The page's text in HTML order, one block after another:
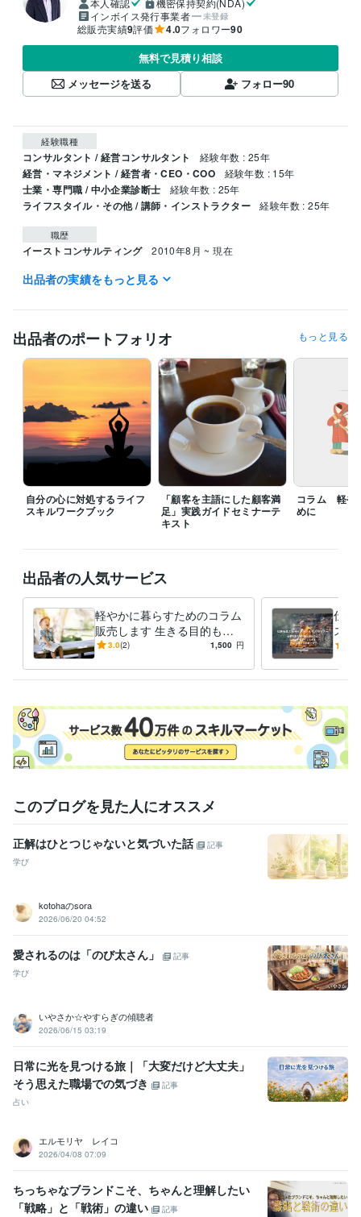
本人確認
機密保持契約(NDA)
インボイス発行事業者
未登録
総販売実績9評価 4.0フォロワー90
無料で見積り相談
メッセージを送る
フォロー90
経験職種
コンサルタント / 経営コンサルタント 経験年数 : 25年
経営・マネジメント / 経営者・CEO・COO 経験年数 : 15年
士業・専門職 / 中小企業診断士 経験年数 : 25年
ライフスタイル・その他 / 講師・インストラクター 経験年数 : 25年
職歴
イーストコンサルティング 2010年8月 ~ 現在
受賞歴
コミュニティ」で気づいて「なりたい自分」になる！
資格・検定
中小企業診断士 取得年 : 1998年
取得年 : 1997年
得意分野
ビジネス代行・事務代行 顧客を主語にした顧客満足の実践
飲食 販売 サービス
悩み相談・カウンセリング 自分の心に対処するライフスキル
仕事の悩み 人間関係
出品者の実績をもっと見る
出品者のポートフォリオ もっと見る
自分の心に対処するライフ
スキルワークブック
「顧客を主語にした顧客満
足」実践ガイドセミナーテ
キスト
コラム 軽や
めに
出品者の人気サービス
軽やかに暮らすためのコラム
販売します 生きる目的も必
要。でも、今は生きたい理由
3.0(2) 1,500 円
仕事
ステ
ろが
このブログを見た人にオススメ
正解はひとつじゃないと気づいた話
記事
学び
kotohaのsora
2026/06/20 04:52
愛されるのは「のび太さん」
記事
学び
いやさか☆やすらぎの傾聴者
2026/06/15 03:19
日常に光を見つける旅｜「大変だけど大丈夫」
そう思えた職場での気づき
記事
占い
エルモリヤ レイコ
2026/04/08 07:09
ちっちゃなブランドこそ、ちゃんと理解したい
「戦略」と「戦術」の違い
記事